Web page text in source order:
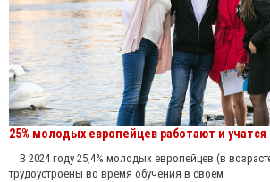
25% молодых европейцев работают и
В 2024 году 25,4% молодых европейцев (в
трудоустроены во время обучения в своем